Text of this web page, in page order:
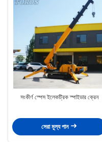
সংকীর্ণ স্পেস ইলেকট্রিক স্পাইডার ক্রেন
সেরা মূল্য পান